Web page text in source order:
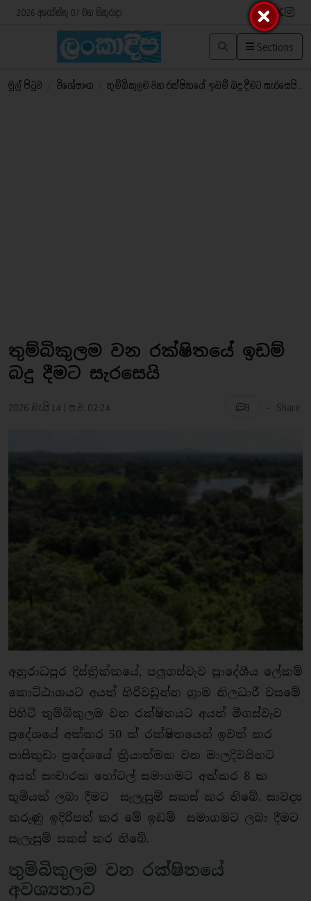
2026 අගෝස්තු 07 වන සිකුරාදා
Sections
මුල් පිටුව විශේෂාංග තුම්බිකුලම වන රක්ෂිතයේ ඉඩම් බදු දීමට සැරසෙයි..
තුම්බිකුලම වන රක්ෂිතයේ ඉඩම්
බදු දීමට සැරසෙයි
2026 මැයි 14 | ප.ව. 02:24 3 - Share
අනුරාධපුර දිස්ත්‍රික්කයේ, පලුගස්වැව ප්‍රාදේශීය ලේකම්
කොට්ඨාශයට අයත් හිරිවඩුන්න ග්‍රාම නිලධාරී වසමේ
පිහිටි තුම්බිකුලම වන රක්ෂිතයට අයත් මීගස්වැව
ප්‍රදේශයේ අක්කර 50 ක් රක්ෂිතයෙන් ඉවත් කර
පාසිකුඩා ප්‍රදේශයේ ක්‍රියාත්මක වන මාලදිවයිනට
අයත් සංචාරක හෝටල් සමාගමට අක්කර 8 ක
භූමියක් ලබා දීමට සැලැසුම් සකස් කර තිබේ. සාවද්‍ය
කරුණු ඉදිරිපත් කර මේ ඉඩම් සමාගමට ලබා දීමට
සැලැසුම් සකස් කර තිබේ.
තුම්බිකුලම වන රක්ෂිතයේ
අවශ්‍යතාව